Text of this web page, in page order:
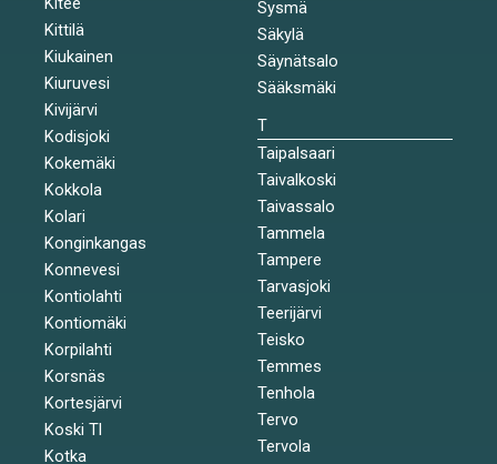
Kittilä
Kiukainen
Kiuruvesi
Kivijärvi
Kodisjoki
Kokemäki
Kokkola
Kolari
Konginkangas
Konnevesi
Kontiolahti
Kontiomäki
Korpilahti
Korsnäs
Kortesjärvi
Koski Tl
Kotka
Sysmä
Säkylä
Säynätsalo
Sääksmäki
T
Taipalsaari
Taivalkoski
Taivassalo
Tammela
Tampere
Tarvasjoki
Teerijärvi
Teisko
Temmes
Tenhola
Tervo
Tervola